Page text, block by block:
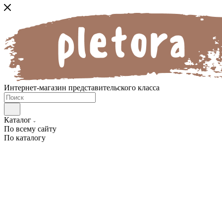
Интернет-магазин представительского класса
Каталог
По всему сайту
По каталогу